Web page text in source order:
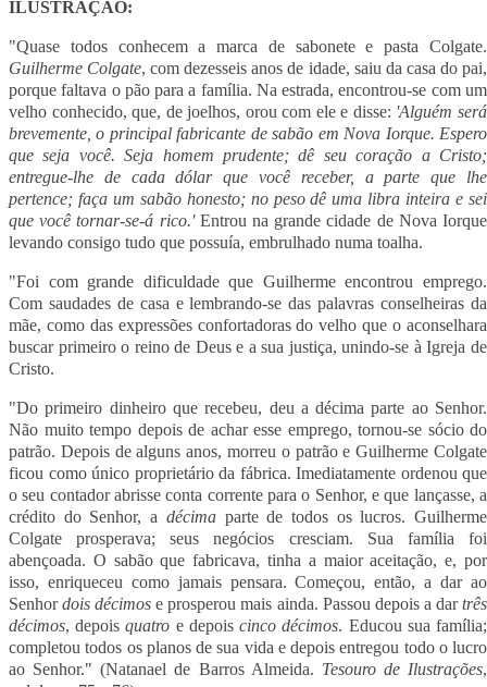
ILUSTRAÇÃO:
"Quase todos conhecem a marca de sabonete e pasta Colgate.
Guilherme Colgate, com dezesseis anos de idade, saiu da casa do pai,
porque faltava o pão para a família. Na estrada, encontrou-se com um
velho conhecido, que, de joelhos, orou com ele e disse: 'Alguém será
brevemente, o principal fabricante de sabão em Nova Iorque. Espero
que seja você. Seja homem prudente; dê seu coração a Cristo;
entregue-lhe de cada dólar que você receber, a parte que lhe
pertence; faça um sabão honesto; no peso dê uma libra inteira e sei
que você tornar-se-á rico.'Entrou na grande cidade de Nova Iorque
levando consigo tudo que possuía, embrulhado numa toalha.
"Foi com grande dificuldade que Guilherme encontrou emprego.
Com saudades de casa e lembrando-se das palavras conselheiras da
mãe, como das expressões confortadoras do velho que o aconselhara
buscar primeiro o reino de Deus e a sua justiça, unindo-se à Igreja de
Cristo.
"Do primeiro dinheiro que recebeu, deu a décima parte ao Senhor.
Não muito tempo depois de achar esse emprego, tornou-se sócio do
patrão. Depois de alguns anos, morreu o patrão e Guilherme Colgate
ficou como único proprietário da fábrica. Imediatamente ordenou que
o seu contador abrisse conta corrente para o Senhor, e que lançasse, a
crédito do Senhor, a décima parte de todos os lucros. Guilherme
Colgate prosperava; seus negócios cresciam. Sua família foi
abençoada. O sabão que fabricava, tinha a maior aceitação, e, por
isso, enriqueceu como jamais pensara. Começou, então, a dar ao
Senhordois décimos e prosperou mais ainda. Passou depois a dartrês
décimos, depoisquatro e depoiscinco décimos. Educou sua família;
completou todos os planos de sua vida e depois entregou todo o lucro
ao Senhor." (Natanael de Barros Almeida. Tesouro de Ilustrações,